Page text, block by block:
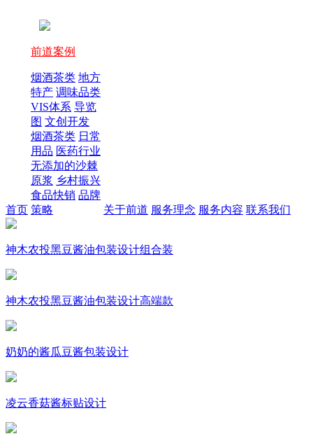
首页
前道案例
烟酒茶类 地方
特产 调味品类
VIS体系 导览
图 文创开发
烟酒茶类 日常
用品 医药行业
无添加的沙棘
原浆 乡村振兴
食品快销 品牌
策略
关于前道 服务理念 服务内容 联系我们
神木农投黑豆酱油包装设计组合装
神木农投黑豆酱油包装设计高端款
奶奶的酱瓜豆酱包装设计
凌云香菇酱标贴设计